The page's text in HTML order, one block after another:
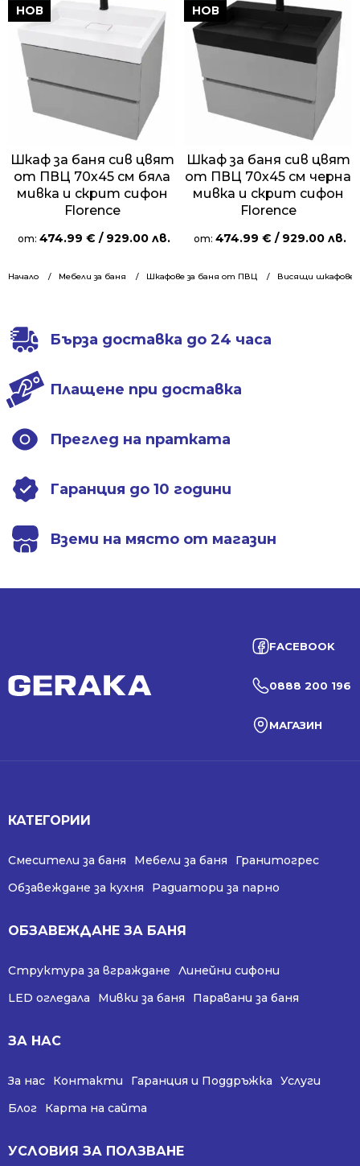
Начало Мебели за баня Шкафове за баня от ПВЦ Висящи шкафове
НОВ
Шкаф за баня сив цвят
от ПВЦ 70х45 см бяла
мивка и скрит сифон
Florence
от: 474.99 € / 929.00 лв.
НОВ
Шкаф за баня сив цвят
от ПВЦ 70х45 см черна
мивка и скрит сифон
Florence
от: 474.99 € / 929.00 лв.
Бърза доставка до 24 часа
Плащене при доставка
Преглед на пратката
Гаранция до 10 години
Вземи на място от магазин
FACEBOOK
0888 200 196
МАГАЗИН
КАТЕГОРИИ
Смесители за баня Мебели за баня
Гранитогрес
Обзавеждане за кухня
Радиатори за парно
ОБЗАВЕЖДАНЕ ЗА БАНЯ
Структура за вграждане
Линейни сифони
LED огледала
Мивки за баня Паравани за баня
ЗА НАС
За нас Контакти Гаранция и Поддръжка
Услуги
Блог
Карта на сайта
УСЛОВИЯ ЗА ПОЛЗВАНЕ